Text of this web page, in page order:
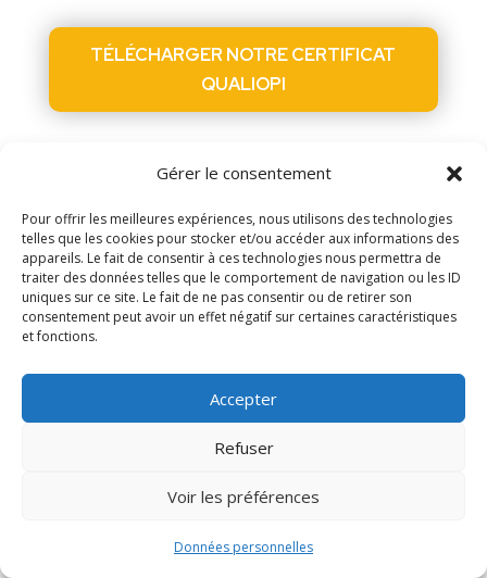
Gérer le consentement
Pour offrir les meilleures expériences, nous utilisons des technologies
telles que les cookies pour stocker et/ou accéder aux informations des
appareils. Le fait de consentir à ces technologies nous permettra de
traiter des données telles que le comportement de navigation ou les ID
uniques sur ce site. Le fait de ne pas consentir ou de retirer son
consentement peut avoir un effet négatif sur certaines caractéristiques
et fonctions.
Accepter
Refuser
Voir les préférences
Données personnelles
TÉLÉCHARGER NOTRE CERTIFICAT
QUALIOPI
Enregistrement IPRP
L’ASTI est enregistrée par la DREETS en tant
des compétences de nos formateurs dans le
et de l’amélioration des conditions de travail.